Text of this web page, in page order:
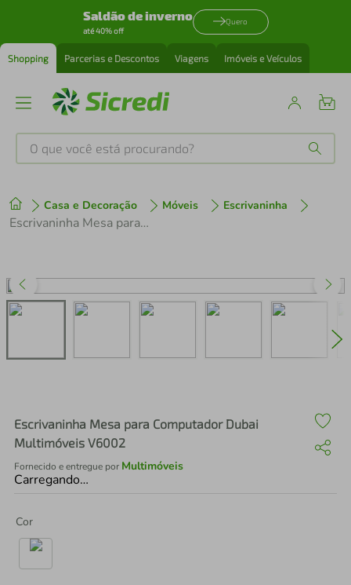
Saldão de inverno
até 40% off
Quero
Shopping Parcerias e Descontos Viagens Imóveis e Veículos
O que você está procurando?
Casa e Decoração Móveis Escrivaninha
Escrivaninha Mesa para Computador Dubai Multimóveis V6002
Escrivaninha Mesa para Computador Dubai
Multimóveis V6002
Fornecido e entregue por Multimóveis
Carregando…
Cor
1º tenis
perfume